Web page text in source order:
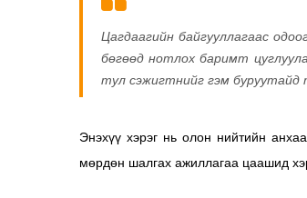
Цагдаагийн байгууллагаас
бөгөөд нотлох баримт
тул сэжигтнийг гэм буруутайд
Энэхүү хэрэг нь олон нийтийн
мөрдөн шалгах ажиллагаа цаашид